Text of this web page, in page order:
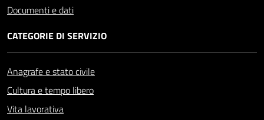
Documenti e dati
CATEGORIE DI SERVIZIO
Anagrafe e stato civile
Cultura e tempo libero
Vita lavorativa